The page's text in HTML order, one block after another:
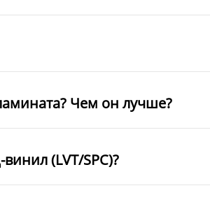
Чем он лучше?
(LVT/SPC)?